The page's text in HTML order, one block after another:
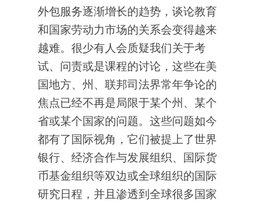
外包服务逐渐增长的趋势，谈论教育
和国家劳动力市场的关系会变得越来
越难。很少有人会质疑我们关于考
试、问责或是课程的讨论，这些在美
国地方、州、联邦司法界常年争论的
焦点已经不再是局限于某个州、某个
省或某个国家的问题。这些问题如今
都有了国际视角，它们被提上了世界
银行、经济合作与发展组织、国际货
币基金组织等双边或全球组织的国际
研究日程，并且渗透到全球很多国家